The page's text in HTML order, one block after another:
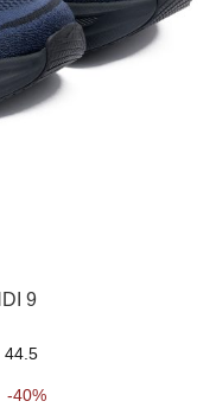
9
44.5
-40%